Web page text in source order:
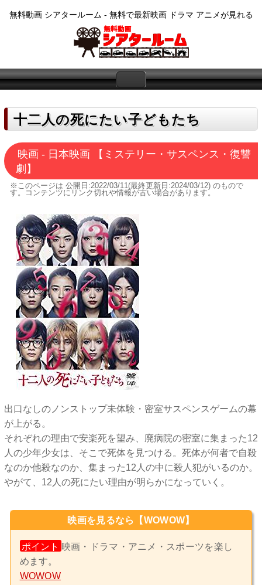
無料動画 シアタールーム - 無料で最新映画 ドラマ アニメが見れる
十二人の死にたい子どもたち
映画 - 日本映画 【ミステリー・サスペンス・復讐
劇】
※このページは 公開日:2022/03/11(最終更新日:2024/03/12)のもので
す。コンテンツにリンク切れや情報が古い場合があります。
出口なしのノンストップ未体験・密室サスペンスゲームの幕
が上がる。
それぞれの理由で安楽死を望み、廃病院の密室に集まった12
人の少年少女は、そこで死体を見つける。死体が何者で自殺
なのか他殺なのか、集まった12人の中に殺人犯がいるのか。
やがて、12人の死にたい理由が明らかになっていく。
映画を見るなら【WOWOW】
ポイント 映画・ドラマ・アニメ・スポーツを楽し
めます。
WOWOW